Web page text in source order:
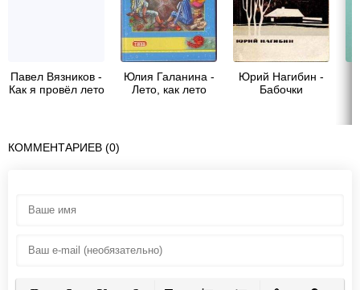
Павел Вязников -
Как я провёл лето
Юлия Галанина -
Лето, как лето
Юрий Нагибин -
Бабочки
КОММЕНТАРИЕВ (0)